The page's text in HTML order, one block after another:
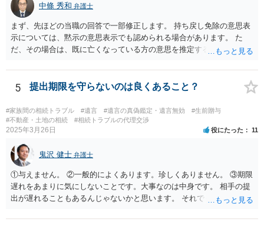
中條 秀和 弁護士
まず、先ほどの当職の回答で一部修正します。 持ち戻し免除の意思表
示については、黙示の意思表示でも認められる場合があります。 た
だ、その場合は、既に亡くなっている方の意思を推定することになり
持ち戻し免除の意思表示は書面で明確にしておいていただくべきとい
う結論は変わりません。 誤解を与えるような回答でした。失礼しまし
た。 文言については、「〇〇に対する生前贈与による特別受益の持ち
戻しをすべて免除する」というのがオーソドックスなものですが、ご
心配ならば、弁護士のところに行って、特別受益となりそうな贈与に
ついて説明した上で、適切な文言についてご相談してみてはいかがで
しょうか。
5 提出期限を守らないのは良くあること？
#家族間の相続トラブル #遺言 #遺言の真偽鑑定・遺言無効
#生前贈与
#不動産・土地の相続
#相続トラブルの代理交渉
2025年3月26日 役にたった 11
鬼沢 健士 弁護士
①与えません。 ②一般的によくあります。珍しくありません。 ③期限
遅れをあまりに気にしないことです。大事なのは中身です。 相手の提
出が遅れることもあるんじゃないかと思います。 それでもあなた有利